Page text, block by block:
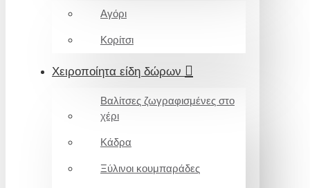
Αγόρι
Κορίτσι
Χειροποίητα είδη δώρων
Βαλίτσες ζωγραφισμένες στο
χέρι
Κάδρα
Ξύλινοι κουμπαράδες